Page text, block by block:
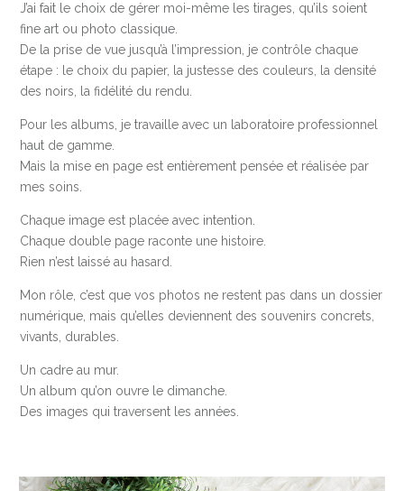
J’ai fait le choix de gérer moi-même les tirages, qu’ils soient
fine art ou photo classique.
De la prise de vue jusqu’à l’impression, je contrôle chaque
étape : le choix du papier, la justesse des couleurs, la densité
des noirs, la fidélité du rendu.
Pour les albums, je travaille avec un laboratoire professionnel
haut de gamme.
Mais la mise en page est entièrement pensée et réalisée par
mes soins.
Chaque image est placée avec intention.
Chaque double page raconte une histoire.
Rien n’est laissé au hasard.
Mon rôle, c’est que vos photos ne restent pas dans un dossier
numérique, mais qu’elles deviennent des souvenirs concrets,
vivants, durables.
Un cadre au mur.
Un album qu’on ouvre le dimanche.
Des images qui traversent les années.